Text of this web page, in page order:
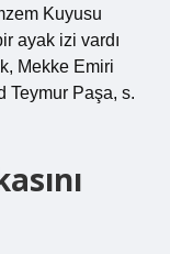
Kuyusu
ayak izi vardı
Mekke Emiri
Teymur Paşa, s.